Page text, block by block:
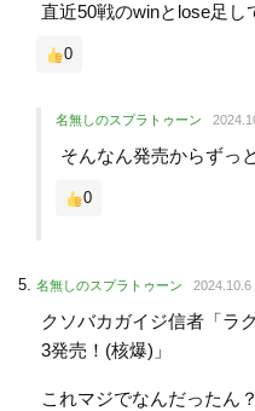
直近50戦のwinとlose足し
0
名無しのスプラトゥーン
そんなん発売からずっ
0
名無しのスプラトゥーン 2024.10.6
クソバカガイジ信者「ラ
3発売！(核爆)」
これマジでなんだったん